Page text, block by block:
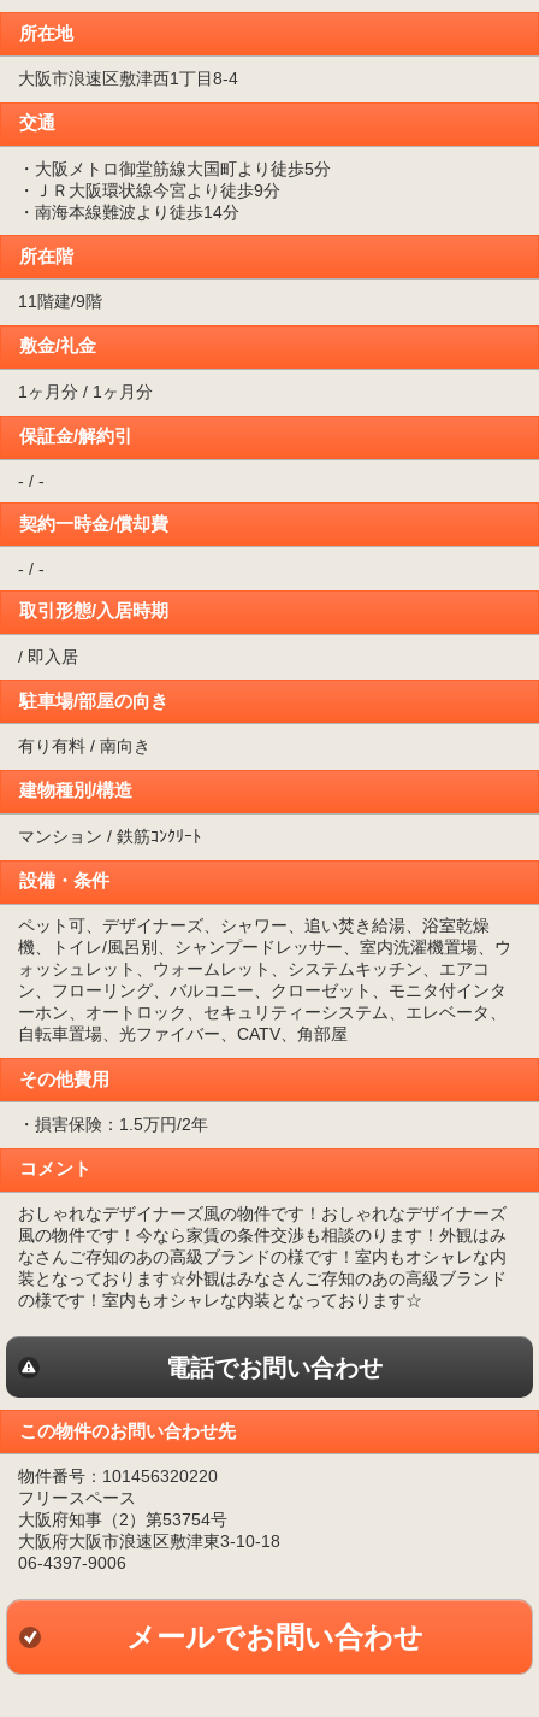
所在地
大阪市浪速区敷津西1丁目8-4
交通
・大阪メトロ御堂筋線大国町より徒歩5分
・ＪＲ大阪環状線今宮より徒歩9分
・南海本線難波より徒歩14分
所在階
11階建/9階
敷金/礼金
1ヶ月分 / 1ヶ月分
保証金/解約引
- / -
契約一時金/償却費
- / -
取引形態/入居時期
/ 即入居
駐車場/部屋の向き
有り有料 / 南向き
建物種別/構造
マンション / 鉄筋ｺﾝｸﾘｰﾄ
設備・条件
ペット可、デザイナーズ、シャワー、追い焚き給湯、浴室乾燥
機、トイレ/風呂別、シャンプードレッサー、室内洗濯機置場、ウ
ォッシュレット、ウォームレット、システムキッチン、エアコ
ン、フローリング、バルコニー、クローゼット、モニタ付インタ
ーホン、オートロック、セキュリティーシステム、エレベータ、
自転車置場、光ファイバー、CATV、角部屋
その他費用
・損害保険：1.5万円/2年
コメント
おしゃれなデザイナーズ風の物件です！おしゃれなデザイナーズ
風の物件です！今なら家賃の条件交渉も相談のります！外観はみ
なさんご存知のあの高級ブランドの様です！室内もオシャレな内
装となっております☆外観はみなさんご存知のあの高級ブランド
の様です！室内もオシャレな内装となっております☆
電話でお問い合わせ
この物件のお問い合わせ先
物件番号：101456320220
フリースペース
大阪府知事（2）第53754号
大阪府大阪市浪速区敷津東3-10-18
06-4397-9006
メールでお問い合わせ